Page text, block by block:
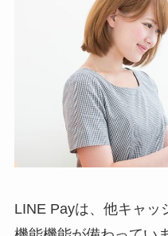
LINE Payは、他キャッ